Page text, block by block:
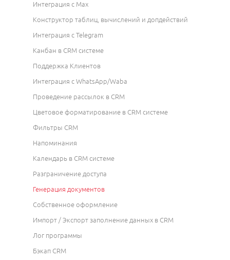
Интеграция с Max
Конструктор таблиц, вычислений и допдействий
Интеграция с Telegram
Канбан в CRM системе
Поддержка Клиентов
Интеграция с WhatsApp/Waba
Проведение рассылок в CRM
Цветовое форматирование в CRM системе
Фильтры CRM
Напоминания
Календарь в CRM системе
Разграничение доступа
Генерация документов
Собственное оформление
Импорт / Экспорт заполнение данных в CRM
Лог программы
Бэкап CRM